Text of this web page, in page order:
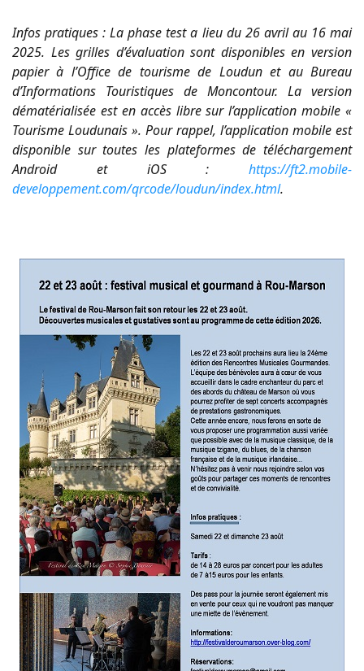
Infos pratiques : La phase test a lieu du 26 avril au 16 mai
2025. Les grilles d’évaluation sont disponibles en version
papier à l’Office de tourisme de Loudun et au Bureau
d’Informations Touristiques de Moncontour. La version
dématérialisée est en accès libre sur l’application mobile «
Tourisme Loudunais ». Pour rappel, l’application mobile est
disponible sur toutes les plateformes de téléchargement
Android et iOS : https://ft2.mobile-
developpement.com/qrcode/loudun/index.html.